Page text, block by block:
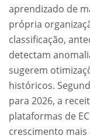
aprendizado de
própria
classificação,
detectam
sugerem
históricos.
para 2026, a
plataformas de
crescimento